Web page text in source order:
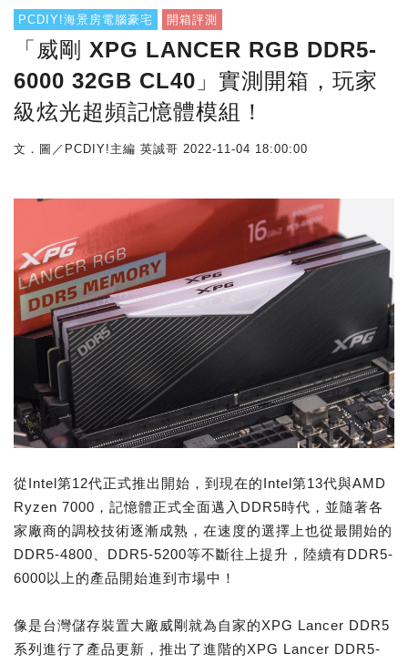
PCDIY!海景房電腦豪宅 開箱評測
「威剛 XPG LANCER RGB DDR5-
6000 32GB CL40」實測開箱，玩家
級炫光超頻記憶體模組！
文．圖／PCDIY!主編 英誠哥 2022-11-04 18:00:00
從Intel第12代正式推出開始，到現在的Intel第13代與AMD
Ryzen 7000，記憶體正式全面邁入DDR5時代，並隨著各
家廠商的調校技術逐漸成熟，在速度的選擇上也從最開始的
DDR5-4800、DDR5-5200等不斷往上提升，陸續有DDR5-
6000以上的產品開始進到市場中！
像是台灣儲存裝置大廠威剛就為自家的XPG Lancer DDR5
系列進行了產品更新，推出了進階的XPG Lancer DDR5-